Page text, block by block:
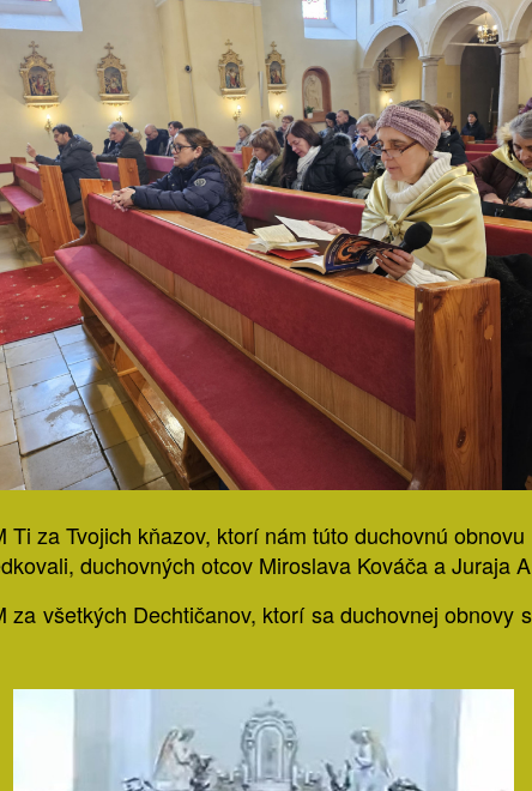
Ti za Tvojich kňazov, ktorí nám túto duchovnú
duchovných otcov Miroslava Kováča a Juraja
za všetkých Dechtičanov, ktorí sa duchovnej obnovy